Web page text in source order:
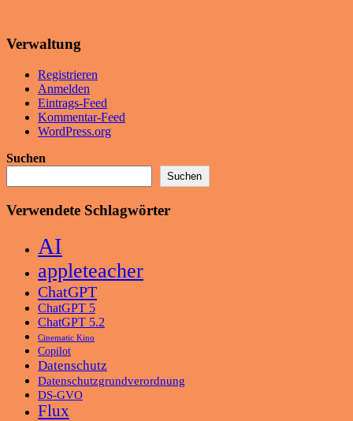
Verwaltung
Registrieren
Anmelden
Eintrags-Feed
Kommentar-Feed
WordPress.org
Suchen
Suchen
Verwendete Schlagwörter
AI
appleteacher
ChatGPT
ChatGPT 5
ChatGPT 5.2
Cinematic Kino
Copilot
Datenschutz
Datenschutzgrundverordnung
DS-GVO
Flux